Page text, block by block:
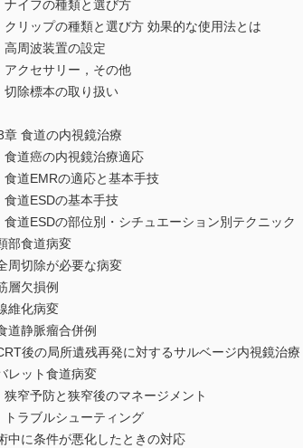
ナイフの種類と選び方
クリップの種類と選び方 効果的な使用法とは
高周波装置の設定
アクセサリー，その他
切除標本の取り扱い
章 食道の内視鏡治療
食道癌の内視鏡治療適応
食道EMRの適応と基本手技
食道ESDの基本手技
食道ESDの部位別・シチュエーション別テクニック
部食道病変
周切除が必要な病変
層欠損例
維化病変
道静脈瘤合併例
後の局所遺残再発に対するサルベージ内視鏡治療
レット食道病変
狭窄予防と狭窄後のマネージメント
トラブルシューティング
中に条件が悪化したときの対応